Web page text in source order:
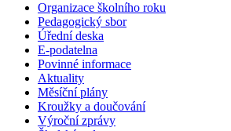
Organizace školního roku
Pedagogický sbor
Úřední deska
E-podatelna
Povinné informace
Aktuality
Měsíční plány
Kroužky a doučování
Výroční zprávy